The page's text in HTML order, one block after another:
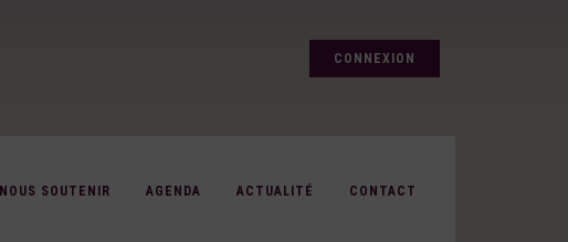
CONNEXION
NOUS SOUTENIR AGENDA ACTUALITÉ CONTACT